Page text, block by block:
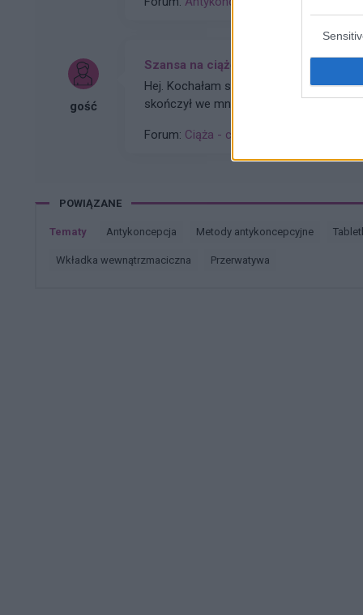
gość
Szansa na ciążę
Hej. Kochałam się z chłopakiem 4 razy
skończył we mnie...mam dni płodne za
Forum: Ciąża - czy to możliwe? Wszystko
POWIĄZANE
Tematy antykoncepcja metody antykoncepcyjne
wkładka wewnątrzmaciczna przerwatywa